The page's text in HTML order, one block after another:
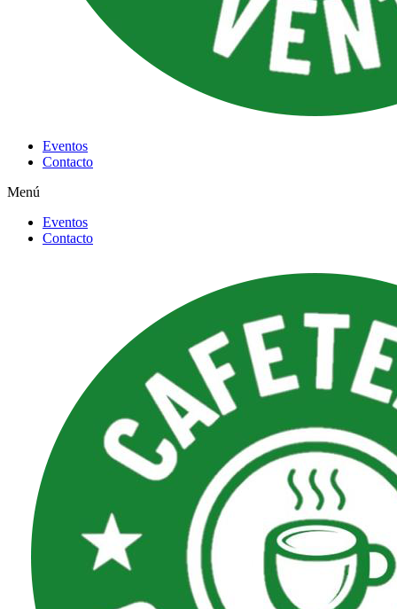
Eventos
Contacto
Menú
Eventos
Contacto